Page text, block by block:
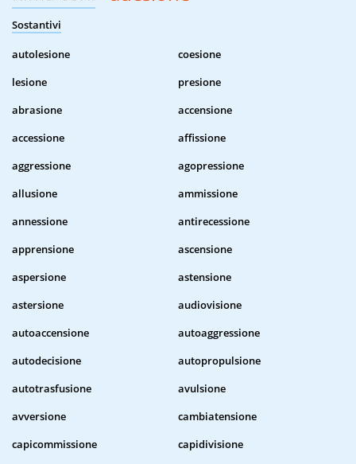
Sostantivi
autolesione
coesione
lesione
presione
abrasione
accensione
accessione
affissione
aggressione
agopressione
allusione
ammissione
annessione
antirecessione
apprensione
ascensione
aspersione
astensione
astersione
audiovisione
autoaccensione
autoaggressione
autodecisione
autopropulsione
autotrasfusione
avulsione
avversione
cambiatensione
capicommissione
capidivisione